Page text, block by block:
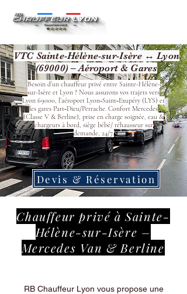
VTC Sainte-Hélène-sur-Isère ↔ Lyon
(69000) – Aéroport & Gares
Besoin d’un chauffeur privé entre Sainte-Hélène-
sur-Isère et Lyon ? Nous assurons vos trajets vers
Lyon 69000, l’aéroport Lyon‑Saint‑Exupéry (LYS) et
les gares Part‑Dieu/Perrache. Confort Mercedes
(Classe V & Berline), prise en charge soignée, eau &
chargeurs à bord, siège bébé/ réhausseur sur
demande, 24/7.
Devis & Réservation
Chauffeur privé à Sainte-
Hélène-sur-Isère –
Mercedes Van & Berline
RB Chauffeur Lyon vous propose une